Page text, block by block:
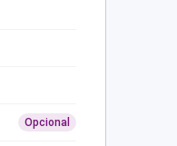
Opcional